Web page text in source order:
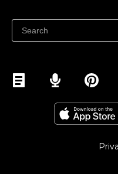
Jualan di Facebook